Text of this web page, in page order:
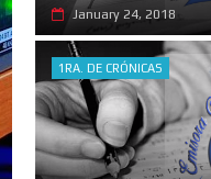
January 24, 2018
1RA. DE CRÓNICAS